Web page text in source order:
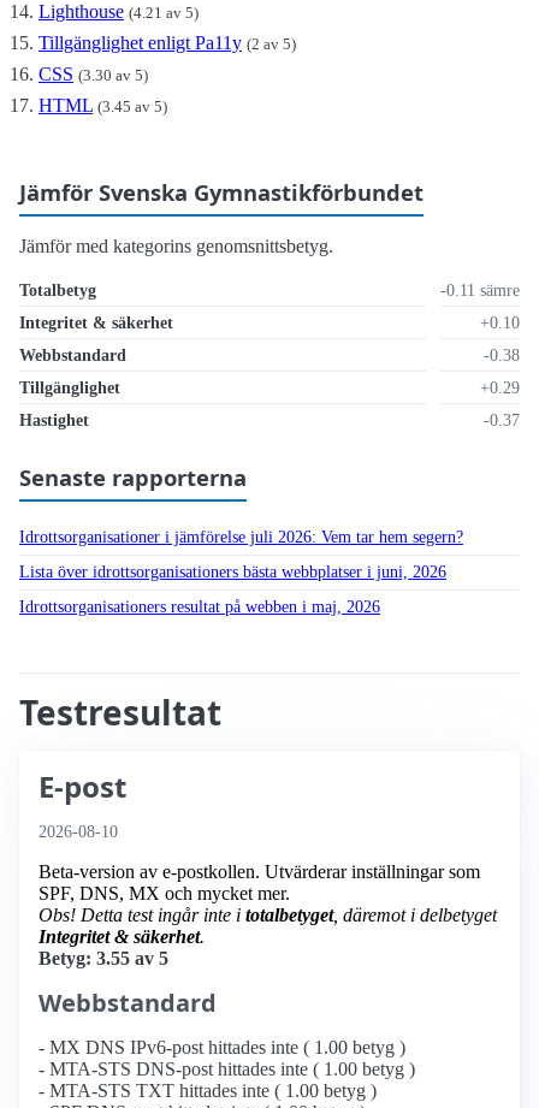
Lighthouse (4.21 av 5)
Tillgänglighet enligt Pa11y (2 av 5)
CSS (3.30 av 5)
HTML (3.45 av 5)
Jämför Svenska Gymnastikförbundet
Jämför med kategorins genomsnittsbetyg.
Totalbetyg
-0.11 sämre
Integritet & säkerhet
+0.10
Webbstandard
-0.38
Tillgänglighet
+0.29
Hastighet
-0.37
Senaste rapporterna
Idrottsorganisationer i jämförelse juli 2026: Vem tar hem segern?
Lista över idrottsorganisationers bästa webbplatser i juni, 2026
Idrottsorganisationers resultat på webben i maj, 2026
Testresultat
E-post
2026-08-10
Beta-version av e-postkollen. Utvärderar inställningar som
SPF, DNS, MX och mycket mer.
Obs! Detta test ingår inte i totalbetyget, däremot i delbetyget
Integritet & säkerhet.
Betyg: 3.55 av 5
Webbstandard
- MX DNS IPv6-post hittades inte ( 1.00 betyg )
- MTA-STS DNS-post hittades inte ( 1.00 betyg )
- MTA-STS TXT hittades inte ( 1.00 betyg )